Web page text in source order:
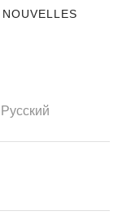
NOUVELLES
Русский